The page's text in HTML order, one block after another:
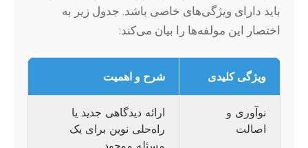
باید دارای ویژگی‌های خاصی باشد. جدول زیر به
اختصار این مولفه‌ها را بیان می‌کند:
ویژگی کلیدی شرح و اهمیت
نوآوری و
اصالت
ارائه دیدگاهی جدید یا
راه‌حلی نوین برای یک